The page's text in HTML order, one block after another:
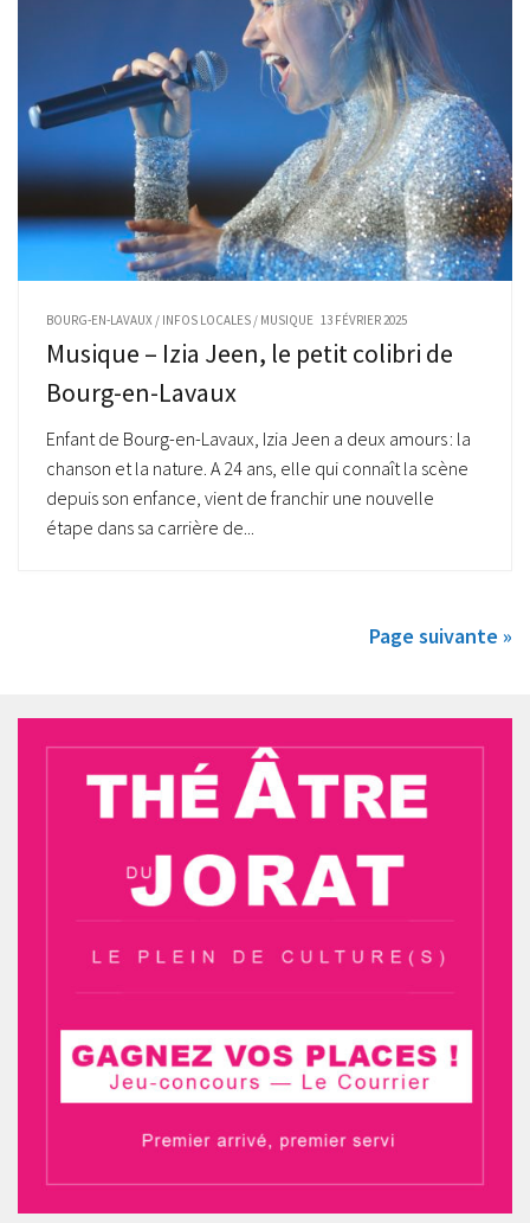
BOURG-EN-LAVAUX / INFOS LOCALES / MUSIQUE 13 FÉVRIER 2025
Musique – Izia Jeen, le petit colibri de
Bourg-en-Lavaux
Enfant de Bourg-en-Lavaux, Izia Jeen a deux amours : la
chanson et la nature. A 24 ans, elle qui connaît la scène
depuis son enfance, vient de franchir une nouvelle
étape dans sa carrière de...
Page suivante »